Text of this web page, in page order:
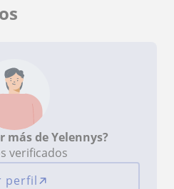
más de Yelennys?
verificados
perfil